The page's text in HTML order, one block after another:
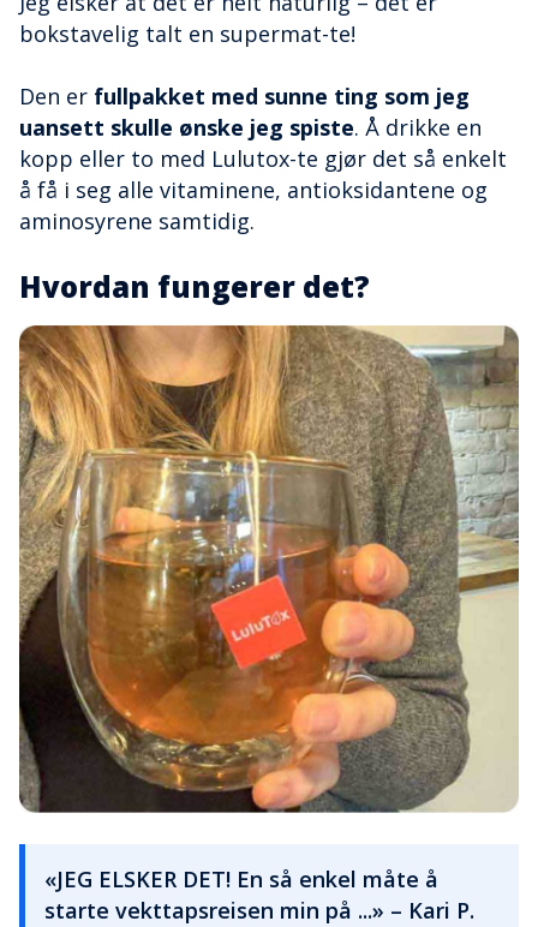
bokstavelig talt en supermat-te!
Den er fullpakket med sunne ting som jeg
uansett skulle ønske jeg spiste. Å drikke en
kopp eller to med Lulutox-te gjør det så enkelt
å få i seg alle vitaminene, antioksidantene og
aminosyrene samtidig.
Hvordan fungerer det?
«JEG ELSKER DET! En så enkel måte å
starte vekttapsreisen min på ...» – Kari P.